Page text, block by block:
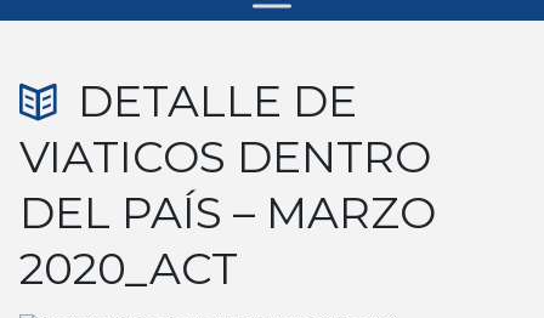
DETALLE DE
VIATICOS DENTRO
DEL PAÍS – MARZO
2020_ACT